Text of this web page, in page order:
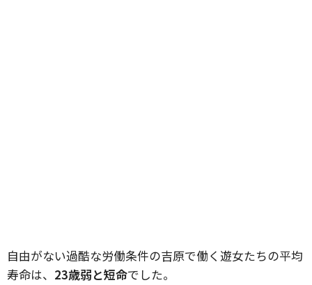
自由がない過酷な労働条件の吉原で働く遊女たちの平均
寿命は、 23歳弱と短命でした。